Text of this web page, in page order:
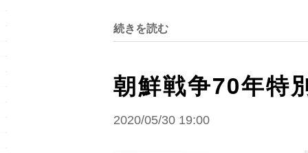
続きを読む
朝鮮戦争70年特
2020/05/30 19:00